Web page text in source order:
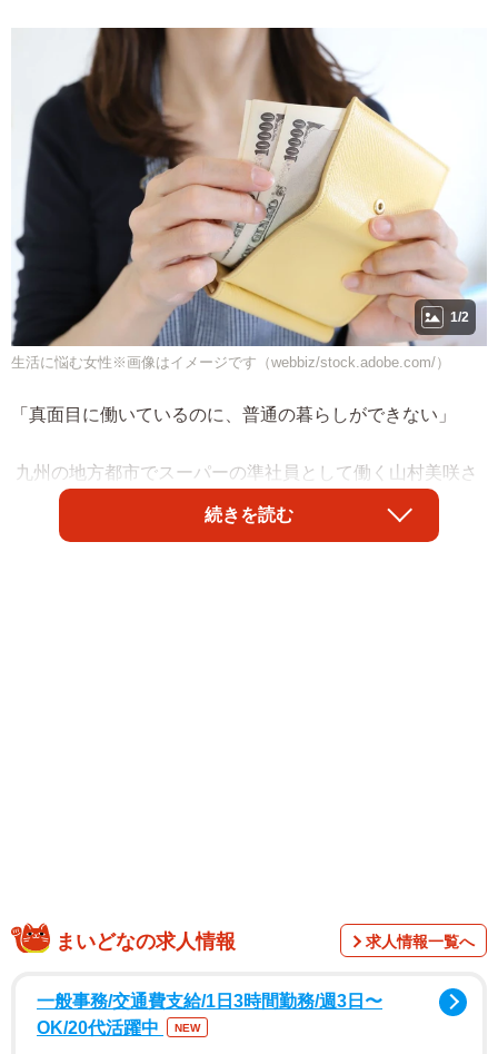
1/2
生活に悩む女性※画像はイメージです（webbiz/stock.adobe.com/）
「真面目に働いているのに、普通の暮らしができない」
九州の地方都市でスーパーの準社員として働く山村美咲さ
ん（仮名・28歳）は、そうこぼします。
家賃や光熱費、食費を払うと、残るのはわずか2万4千円ほ
ど。貯蓄もなく、苦しい生活が続いていました。
続きを読む
まいどなの求人情報 求人情報一覧へ
一般事務/交通費支給/1日3時間勤務/週3日〜
OK/20代活躍中
NEW